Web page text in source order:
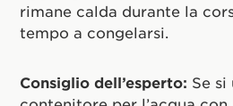
rimane calda durante la
tempo a congelarsi.
Consiglio dell’esperto: Se si